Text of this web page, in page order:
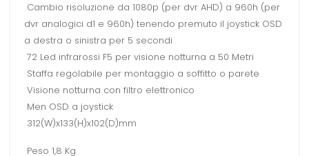
Cambio risoluzione da 1080p (per dvr AHD) a 960h (per
dvr analogici d1 e 960h) tenendo premuto il joystick OSD
a destra o sinistra per 5 secondi
72 Led infrarossi F5 per visione notturna a 50 Metri
Staffa regolabile per montaggio a soffitto o parete
Visione notturna con filtro elettronico
Men OSD a joystick
312(W)x133(H)x102(D)mm
Peso 1,8 Kg